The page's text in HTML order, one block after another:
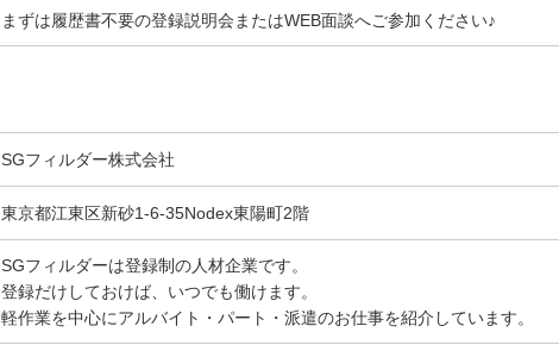
まずは履歴書不要の登録説明会またはWEB面談へご参加ください♪
SGフィルダー株式会社
東京都江東区新砂1-6-35Nodex東陽町2階
SGフィルダーは登録制の人材企業です。
登録だけしておけば、いつでも働けます。
軽作業を中心にアルバイト・パート・派遣のお仕事を紹介しています。